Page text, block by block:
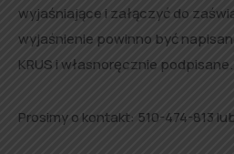
wyjaśniające i załączyć do
wyjaśnienie powinno być
KRUS i własnoręcznie podpisane.
Prosimy o kontakt: 510-474-813